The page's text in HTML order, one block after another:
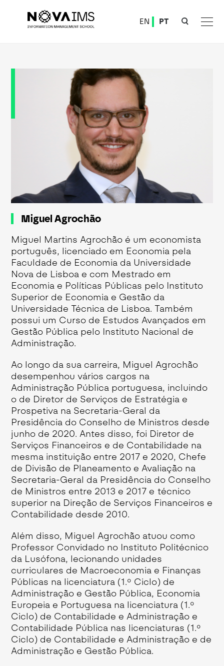
EN PT
Miguel Agrochão
Miguel Martins Agrochão é um economista
português, licenciado em Economia pela
Faculdade de Economia da Universidade
Nova de Lisboa e com Mestrado em
Economia e Políticas Públicas pelo Instituto
Superior de Economia e Gestão da
Universidade Técnica de Lisboa. Também
possui um Curso de Estudos Avançados em
Gestão Pública pelo Instituto Nacional de
Administração.
Ao longo da sua carreira, Miguel Agrochão
desempenhou vários cargos na
Administração Pública portuguesa, incluindo
o de Diretor de Serviços de Estratégia e
Prospetiva na Secretaria-Geral da
Presidência do Conselho de Ministros desde
junho de 2020. Antes disso, foi Diretor de
Serviços Financeiros e de Contabilidade na
mesma instituição entre 2017 e 2020, Chefe
de Divisão de Planeamento e Avaliação na
Secretaria-Geral da Presidência do Conselho
de Ministros entre 2013 e 2017 e técnico
superior na Direção de Serviços Financeiros e
Contabilidade desde 2010.
Além disso, Miguel Agrochão atuou como
Professor Convidado no Instituto Politécnico
da Lusófona, lecionando unidades
curriculares de Macroeconomia e Finanças
Públicas na licenciatura (1.º Ciclo) de
Administração e Gestão Pública, Economia
Europeia e Portuguesa na licenciatura (1.º
Ciclo) de Contabilidade e Administração e
Contabilidade Pública nas licenciaturas (1.º
Ciclo) de Contabilidade e Administração e de
Administração e Gestão Pública.